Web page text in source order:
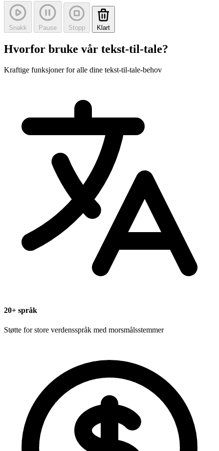
Snakk Pause Stopp Klart
Hvorfor bruke vår tekst-til-tale?
Kraftige funksjoner for alle dine tekst-til-tale-behov
20+ språk
Støtte for store verdensspråk med morsmålsstemmer